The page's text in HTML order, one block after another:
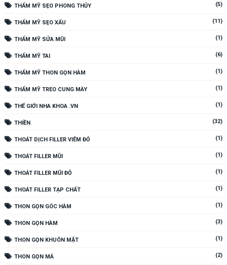
THẨM MỸ SẸO PHONG THỦY (5)
THẨM MỸ SẸO XẤU (11)
THẨM MỸ SỬA MŨI (1)
THẨM MỸ TAI (6)
THẨM MỸ THON GỌN HÀM (1)
THẨM MỸ TREO CUNG MÀY (1)
THẾ GIỚI NHA KHOA .VN (1)
THIỀN (32)
THOÁT DỊCH FILLER VIÊM ĐỎ (1)
THOÁT FILLER MŨI (1)
THOÁT FILLER MŨI ĐỎ (1)
THOÁT FILLER TẠP CHẤT (1)
THON GỌN GÓC HÀM (1)
THON GỌN HÀM (3)
THON GỌN KHUÔN MẶT (1)
THON GỌN MÁ (2)